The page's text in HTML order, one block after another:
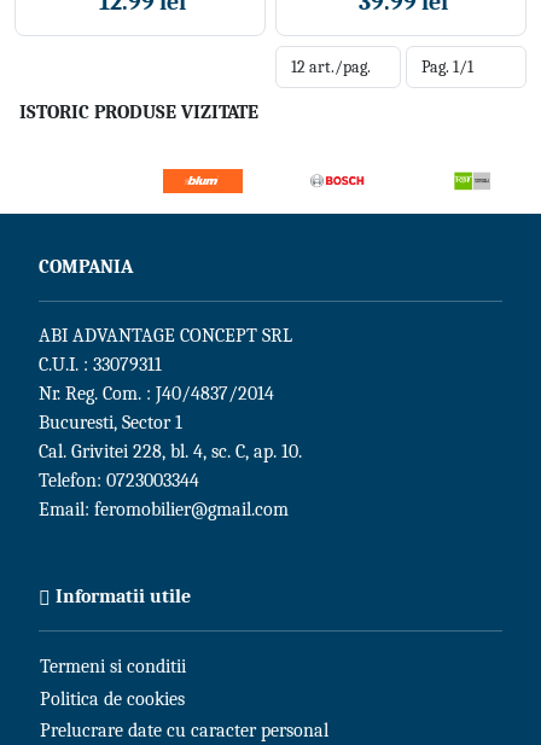
ISTORIC PRODUSE VIZITATE
COMPANIA
ABI ADVANTAGE CONCEPT SRL
C.U.I. : 33079311
Nr. Reg. Com. : J40/4837/2014
Bucuresti, Sector 1
Cal. Grivitei 228, bl. 4, sc. C, ap. 10.
Telefon: 0723003344
Email: feromobilier@gmail.com
Informatii utile
Termeni si conditii
Politica de cookies
Prelucrare date cu caracter personal